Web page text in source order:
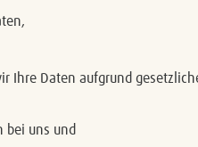
Ihre Daten aufgrund
bei uns und